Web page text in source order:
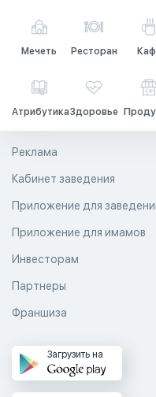
Мечеть Ресторан
АтрибутикаЗдоровье
Реклама
Кабинет заведения
Приложение для
Приложение для имамов
Инвесторам
Партнеры
Франшиза
Загрузить на